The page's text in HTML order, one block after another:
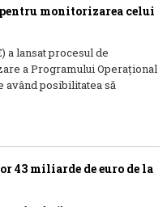
monitorizarea celui
a lansat procesul de
a Programului Operaţional
posibilitatea să
43 miliarde de euro de la